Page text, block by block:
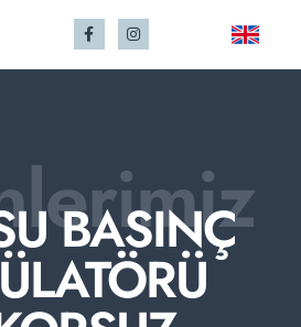
BASINÇ